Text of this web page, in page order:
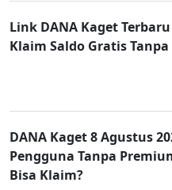
Link DANA Kaget
Klaim Saldo Gratis
DANA Kaget 8 Agustus
Pengguna Tanpa
Bisa Klaim?